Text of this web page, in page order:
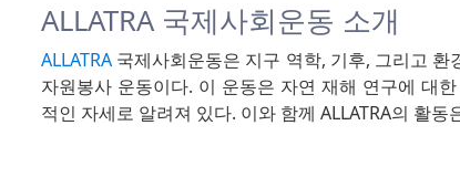
ALLATRA 국제사회운동 소개
ALLATRA 국제사회운동은 지구 역학, 기후, 그리고
자원봉사 운동이다. 이 운동은 자연 재해 연구에 대
적인 자세로 알려져 있다. 이와 함께 ALLATRA의 활